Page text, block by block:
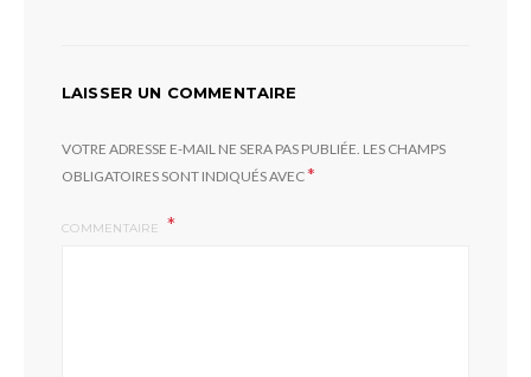
LAISSER UN COMMENTAIRE
VOTRE ADRESSE E-MAIL NE SERA PAS PUBLIÉE. LES CHAMPS
OBLIGATOIRES SONT INDIQUÉS AVEC*
COMMENTAIRE